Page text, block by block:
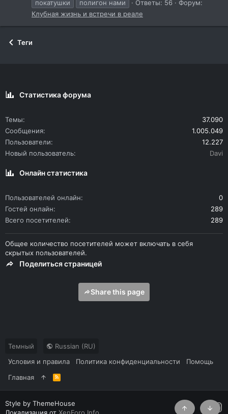
покатушки
полигон нами Ответы: 56
Форум:
Клубная жизнь и встречи в реале
Теги
Статистика форума
Темы
37.090
Сообщения
1.005.049
Пользователи
12.227
Новый пользователь
Davi
Онлайн статистика
Пользователей онлайн
0
Гостей онлайн
289
Всего посетителей
289
Общее количество посетителей может включать в себя
скрытых пользователей.
Поделиться страницей
Share this page
Темный
Russian (RU)
Условия и правила
Политика конфиденциальности
Помощь
Главная
R
S
S
Style by ThemeHouse
Локализация от XenForo.Info